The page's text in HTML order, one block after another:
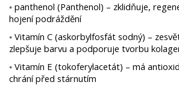
◦ panthenol (Panthenol) – zklidňuje,
hojení podráždění
◦ Vitamín C (askorbylfosfát sodný) –
zlepšuje barvu a podporuje tvorbu
◦ Vitamín E (tokoferylacetát) – má
chrání před stárnutím